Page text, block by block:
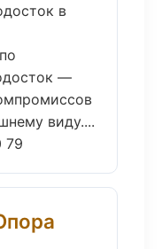
в
—
виду....
79